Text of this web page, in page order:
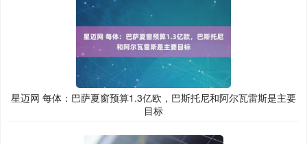
星迈网 每体：巴萨夏窗预算1.3亿欧，巴斯托尼和阿尔瓦雷斯是主要
目标